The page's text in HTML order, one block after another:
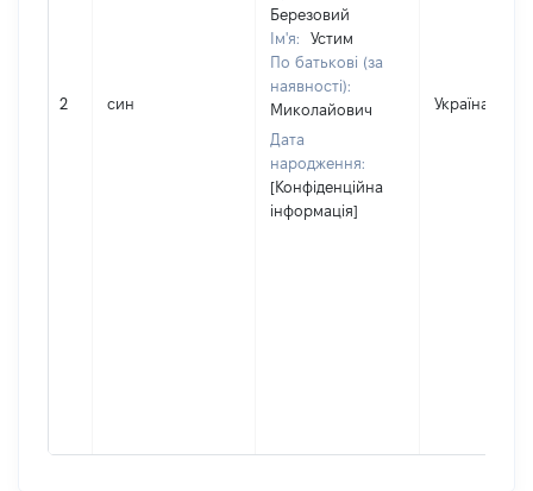
2 син
Березовий
Ім'я:
Устим
По батькові (за
наявності):
Миколайович
Дата
народження:
[Конфіденційна
інформація]
Україна